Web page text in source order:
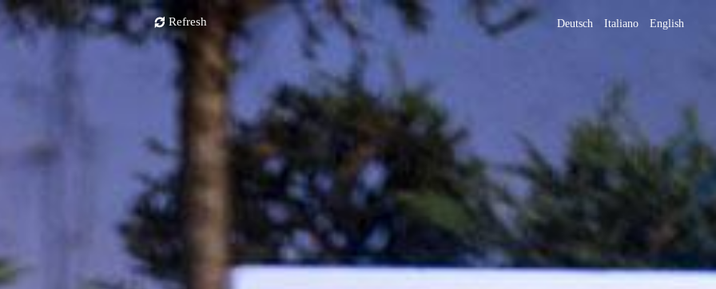
Refresh Deutsch Italiano English